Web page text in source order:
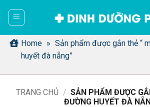
dung Home » Sản phẩm được gắn thẻ “
huyết đà nẵng”
TRANG CHỦ / SẢN PHẨM ĐƯỢC
ĐƯỜNG HUYẾT ĐÀ